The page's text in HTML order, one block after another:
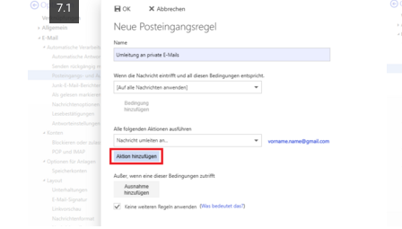
7.1